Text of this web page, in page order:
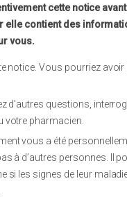
cette notice
elle contient des
vous.
notice. Vous pourriez avoir
d'autres questions,
votre pharmacien.
vous a été
à d’autres personnes. Il
si les signes de leur